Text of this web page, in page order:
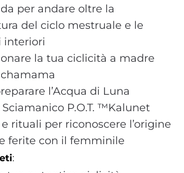
per andare oltre la
del ciclo mestruale e le
interiori
la tua ciclicità a madre
l’Acqua di Luna
P.O.T. ™️Kalunet
e rituali per riconoscere l’origine
ferite con il femminile
: